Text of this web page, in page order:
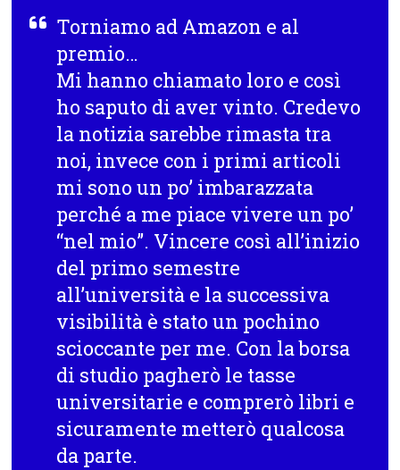
Torniamo ad Amazon e al
premio…
Mi hanno chiamato loro e così
ho saputo di aver vinto. Credevo
la notizia sarebbe rimasta tra
noi, invece con i primi articoli
mi sono un po’ imbarazzata
perché a me piace vivere un po’
“nel mio”. Vincere così all’inizio
del primo semestre
all’università e la successiva
visibilità è stato un pochino
scioccante per me. Con la borsa
di studio pagherò le tasse
universitarie e comprerò libri e
sicuramente metterò qualcosa
da parte.